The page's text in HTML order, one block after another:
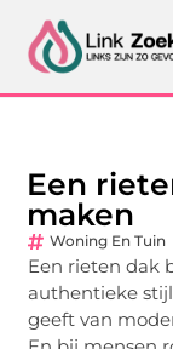
Een
maken
Woning En Tuin
Een rieten dak
authentieke
geeft van